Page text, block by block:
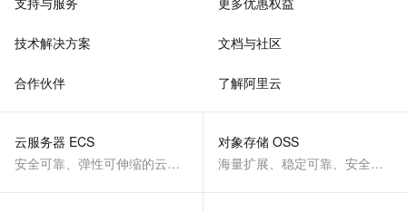
技术解决方案 文档与社区
合作伙伴 了解阿里云
云服务器 ECS
安全可靠、弹性可伸缩的云计算服务
对象存储 OSS
海量扩展、稳定可靠、安全、低成本、智能